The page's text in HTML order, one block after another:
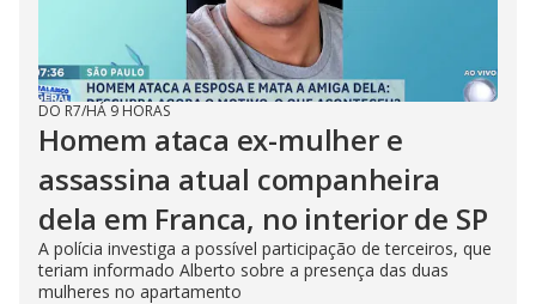
DO R7/HÁ 9 HORAS
Homem ataca ex-mulher e
assassina atual companheira
dela em Franca, no interior de SP
A polícia investiga a possível participação de terceiros, que
teriam informado Alberto sobre a presença das duas
mulheres no apartamento